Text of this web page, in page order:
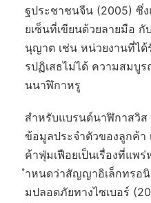
ฐประชาชนจีน (2005) ซึ่ง
ยเซ็นที่เขียนด้วยลายมือ กั
นุญาต เช่น หน่วยงานที่ได้
รปฏิเสธไม่ได้ ความสมบู
นนาฬิกาหรู
สำหรับแบรนด์นาฬิกาสวิส
ข้อมูลประจำตัวของลูกค้า
ค้าฟุ่มเฟือยเป็นเรื่องที่แพ
ำหนดว่าสัญญาอิเล็กทรอ
มปลอดภัยทางไซเบอร์